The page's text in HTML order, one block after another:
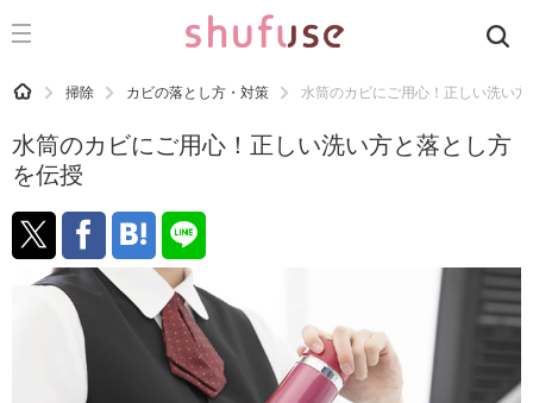
CATEGORY 記事カテゴリ
運気
洗濯
生活の知恵
お金
マナー
HOME 掃除 カビの落とし方・対策 水筒のカビにご用心！正しい洗い
水筒のカビにご用心！正しい洗い方と落とし方
を伝授